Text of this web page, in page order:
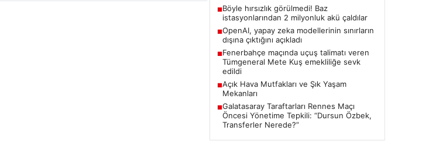
■Böyle hırsızlık görülmedi! Baz
istasyonlarından 2 milyonluk akü çaldılar
■OpenAI, yapay zeka modellerinin sınırların
dışına çıktığını açıkladı
■Fenerbahçe maçında uçuş talimatı veren
Tümgeneral Mete Kuş emekliliğe sevk
edildi
■Açık Hava Mutfakları ve Şık Yaşam
Mekanları
■Galatasaray Taraftarları Rennes Maçı
Öncesi Yönetime Tepkili: “Dursun Özbek,
Transferler Nerede?”